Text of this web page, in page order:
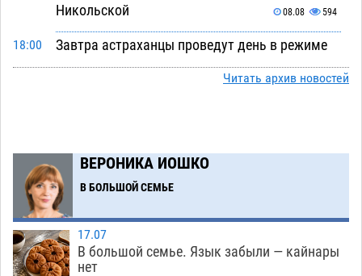
Никольской
08.08 594
18:00
Завтра астраханцы проведут день в режиме
экстремальной температурной нагрузки
07.08 639
16:24
Игорь Редькин проинспектировал
коммунальную готовность астраханского
земельного массива для льготников
07.08 493
Читать архив новостей
ВЕРОНИКА ИОШКО
В БОЛЬШОЙ СЕМЬЕ
17.07
В большой семье. Язык забыли — кайнары
нет